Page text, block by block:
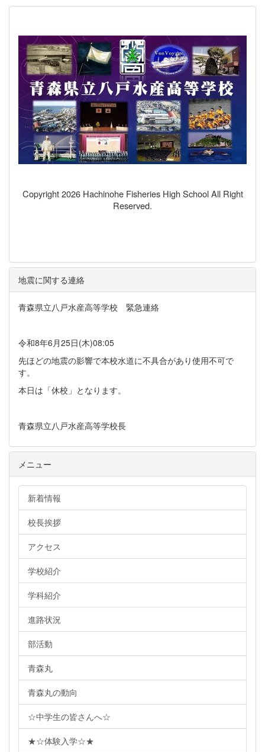
Copyright 2026 Hachinohe Fisheries High School All Right
Reserved.
地震に関する連絡
青森県立八戸水産高等学校 緊急連絡
令和8年6月25日(木)08:05
先ほどの地震の影響で本校水道に不具合があり使用不可で
す。
本日は「休校」となります。
青森県立八戸水産高等学校長
メニュー
新着情報
校長挨拶
アクセス
学校紹介
学科紹介
進路状況
部活動
青森丸
青森丸の動向
☆中学生の皆さんへ☆
★☆体験入学☆★